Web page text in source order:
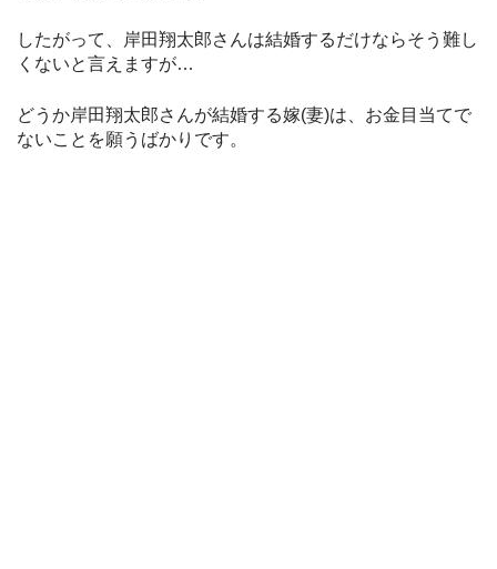
したがって、岸田翔太郎さんは結婚するだけならそう難し
くないと言えますが…
どうか岸田翔太郎さんが結婚する嫁(妻)は、お金目当てで
ないことを願うばかりです。